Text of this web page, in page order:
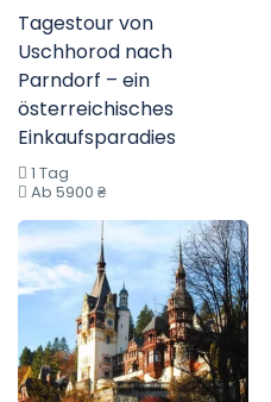
Tagestour von
Uschhorod nach
Parndorf – ein
österreichisches
Einkaufsparadies
1 Tag
Ab 5900 ₴